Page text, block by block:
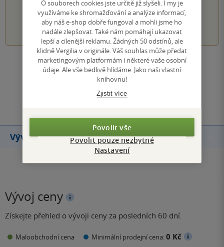
1 2 3 4 5
Zobrazit všechna hodnocení
Přidat hodnocení
Vývoj ceny
Vývoj ceny
Získejte přehled o vývoji ceny za posledních 60 dní.
Maloobchodní cena Minimální prodejní cena:0 Kč
O souborech cookies jste určitě již slyšeli. I my je
využíváme ke shromažďování a analýze informací,
aby náš e-shop dobře fungoval a mohli jsme ho
nadále zlepšovat. Také nám pomáhají ukazovat
lepší a cílenější reklamu. Žádných 50 odstínů, ale
klidně Vergilia v originále. Váš souhlas může předat
marketingovým platformám i některé vaše osobní
údaje. Ale vše bedlivě hlídáme. Jako naši vlastní
knihovnu!
Zjistit více
Povolit vše
Povolit pouze nezbytné
Nastavení